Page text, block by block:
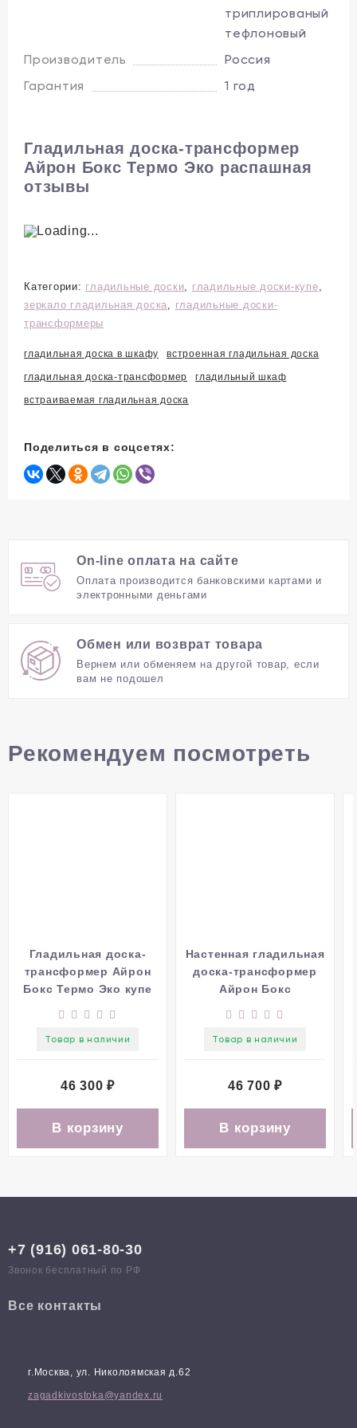
Эта встраиваемая гладильная доска
открывается в правую или левую сторону на
170°. Удобная практичная гладильная доска,
которая занимает минимум места. Идеальный
прекрасным подарком на новоселье.
Доступные расцветки:
триплированый
тефлоновый
Производитель
Россия
Гарантия
1 год
Гладильная доска-трансформер
Айрон Бокс Термо Эко распашная
отзывы
Категории: гладильные доски гладильные доски-купе
зеркало гладильная доска
гладильные доски-
трансформеры
гладильная доска в шкафу встроенная гладильная доска
гладильная доска-трансформер гладильный шкаф
встраиваемая гладильная доска
Поделиться в соцсетях:
On-line оплата на сайте
Оплата производится банковскими картами и
электронными деньгами
Обмен или возврат товара
Вернем или обменяем на другой товар, если
вам не подошел
Рекомендуем посмотреть
Гладильная доска-
трансформер Айрон
Бокс Термо Эко купе
Товар в наличии
46 300₽
В корзину
Настенная гладильная
доска-трансформер
Айрон Бокс
Товар в наличии
46 700₽
В корзину
+7 (916) 061-80-30
Звонок бесплатный по РФ
Все контакты
г.Москва, ул. Николоямская д.62
zagadkivostoka@yandex.ru